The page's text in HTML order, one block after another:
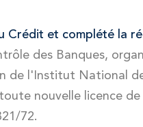
Crédit et complété la
des Banques,
de l'Institut National
nouvelle licence
72.